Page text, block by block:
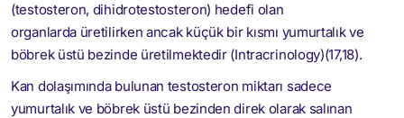
(testosteron, dihidrotestosteron) hedefi olan
organlarda üretilirken ancak küçük bir kısmı yumurtalık ve
böbrek üstü bezinde üretilmektedir (Intracrinology)(17,18).
Kan dolaşımında bulunan testosteron miktarı sadece
yumurtalık ve böbrek üstü bezinden direk olarak salınan